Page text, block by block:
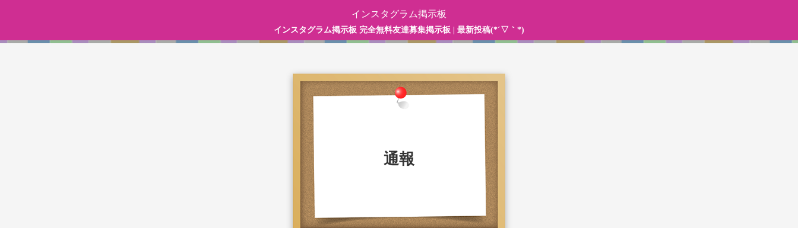
インスタグラム掲示板
インスタグラム掲示板 完全無料友達募集掲示板 | 最新投稿(*´▽｀*)
通報